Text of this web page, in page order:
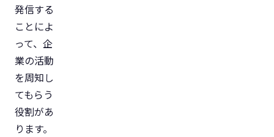
発信する
ことによ
って、企
業の活動
を周知し
てもらう
役割があ
ります。